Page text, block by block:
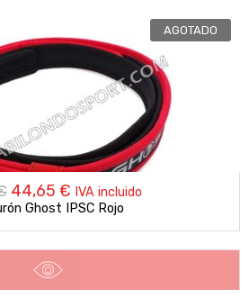
AGOTADO
El
precio
original
era:
44,65 €El
precio
actual
IVA incluido
Ghost IPSC Rojo